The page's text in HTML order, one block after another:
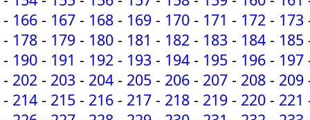
- 166 - 167 - 168 - 169 - 170 - 171 - 172 - 173
- 178 - 179 - 180 - 181 - 182 - 183 - 184 - 185
- 190 - 191 - 192 - 193 - 194 - 195 - 196 - 197
- 202 - 203 - 204 - 205 - 206 - 207 - 208 - 209
- 214 - 215 - 216 - 217 - 218 - 219 - 220 - 221